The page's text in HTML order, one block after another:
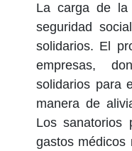
La carga de la
seguridad
solidarios. El
empresas,
solidarios para
manera de
Los sanatorios
gastos médicos